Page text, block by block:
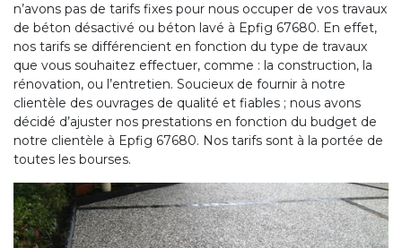
n’avons pas de tarifs fixes pour nous occuper de vos travaux
de béton désactivé ou béton lavé à Epfig 67680. En effet,
nos tarifs se différencient en fonction du type de travaux
que vous souhaitez effectuer, comme : la construction, la
rénovation, ou l’entretien. Soucieux de fournir à notre
clientèle des ouvrages de qualité et fiables ; nous avons
décidé d’ajuster nos prestations en fonction du budget de
notre clientèle à Epfig 67680. Nos tarifs sont à la portée de
toutes les bourses.